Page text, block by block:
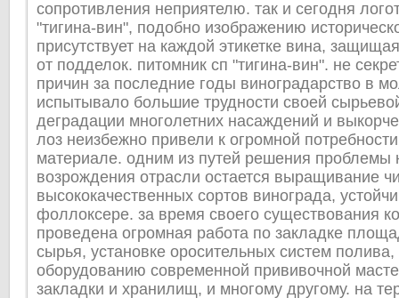
сопротивления неприятелю. так и сегодня
"тигина-вин", подобно изображению
присутствует на каждой этикетке вина,
от подделок. питомник сп "тигина-вин". не
причин за последние годы виноградарство в
испытывало большие трудности своей
деградации многолетних насаждений и
лоз неизбежно привели к огромной
материале. одним из путей решения проблемы
возрождения отрасли остается выращивание
высококачественных сортов винограда,
фоллоксере. за время своего существования
проведена огромная работа по закладке
сырья, установке оросительных систем полива,
оборудованию современной прививочной
закладки и хранилищ, и многому другому. на